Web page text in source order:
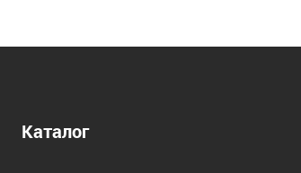
Каталог